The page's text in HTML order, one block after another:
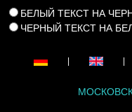
БЕЛЫЙ ТЕКСТ НА
ЧЕРНЫЙ ТЕКСТ НА
| |